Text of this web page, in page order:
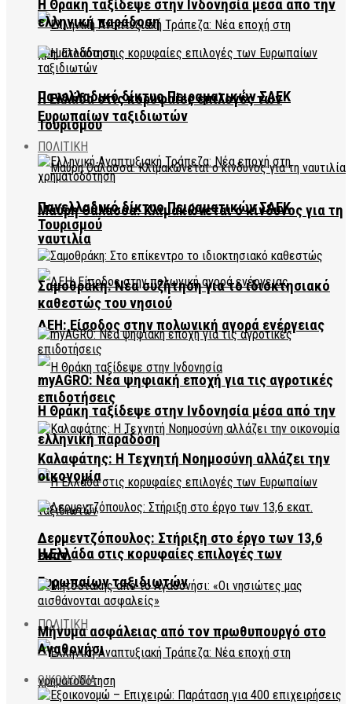
Πανελλαδικό δίκτυο Πειραματικών ΣΑΕΚ
Τουρισμού
Μαύρη Θάλασσα: Κλιμακώνεται ο κίνδυνος για τη
ναυτιλία
ΔΕΗ: Είσοδος στην πολωνική αγορά ενέργειας
Η Θράκη ταξίδεψε στην Ινδονησία μέσα από την
ελληνική παράδοση
Η Ελλάδα στις κορυφαίες επιλογές των
Ευρωπαίων ταξιδιωτών
ΠΟΛΙΤΙΚΗ
Η Θράκη ταξίδεψε στην Ινδονησία μέσα από την
ελληνική παράδοση
Η Ελλάδα στις κορυφαίες επιλογές των
Ευρωπαίων ταξιδιωτών
ΠΟΛΙΤΙΚΗ
Πανελλαδικό δίκτυο Πειραματικών ΣΑΕΚ
Τουρισμού
Σαμοθράκη: Νέα συζήτηση για το ιδιοκτησιακό
καθεστώς του νησιού
myAGRO: Νέα ψηφιακή εποχή για τις αγροτικές
επιδοτήσεις
Καλαφάτης: Η Τεχνητή Νοημοσύνη αλλάζει την
οικονομία
Δερμεντζόπουλος: Στήριξη στο έργο των 13,6
εκατ.
Μήνυμα ασφάλειας από τον πρωθυπουργό στο
Αγαθονήσι
ΟΙΚΟΝΟΜΙΑ